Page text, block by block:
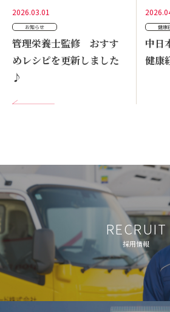
2026.03.01
お知らせ
管理栄養士監修 おすす
めレシピを更新しました
♪
健康
中日
健康
RECRUIT
採用情報